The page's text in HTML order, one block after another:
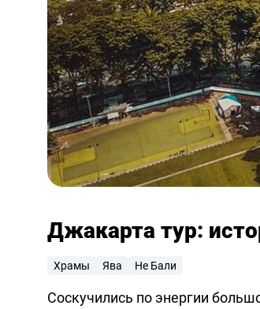
Джакарта тур:
Храмы Ява Не Бали
Соскучились по энергии